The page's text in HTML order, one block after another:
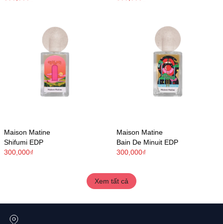
Maison Matine
Shifumi EDP
300,000₫
Maison Matine
Bain De Minuit EDP
300,000₫
Xem tất cả